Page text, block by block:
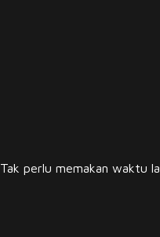
Tak perlu memakan waktu